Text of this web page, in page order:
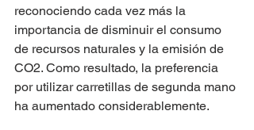
reconociendo cada vez más la
importancia de disminuir el consumo
de recursos naturales y la emisión de
CO2. Como resultado, la preferencia
por utilizar carretillas de segunda mano
ha aumentado considerablemente.